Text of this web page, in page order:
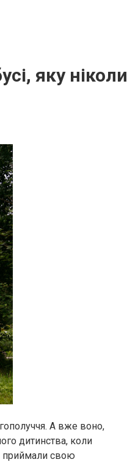
яку ніколи
А вже воно,
дитинства, коли
приймали свою